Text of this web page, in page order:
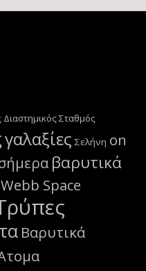
Διαστημικός Σταθμός
γαλαξίες Σελήνη on
βαρυτικά
Space
Βαρυτικά